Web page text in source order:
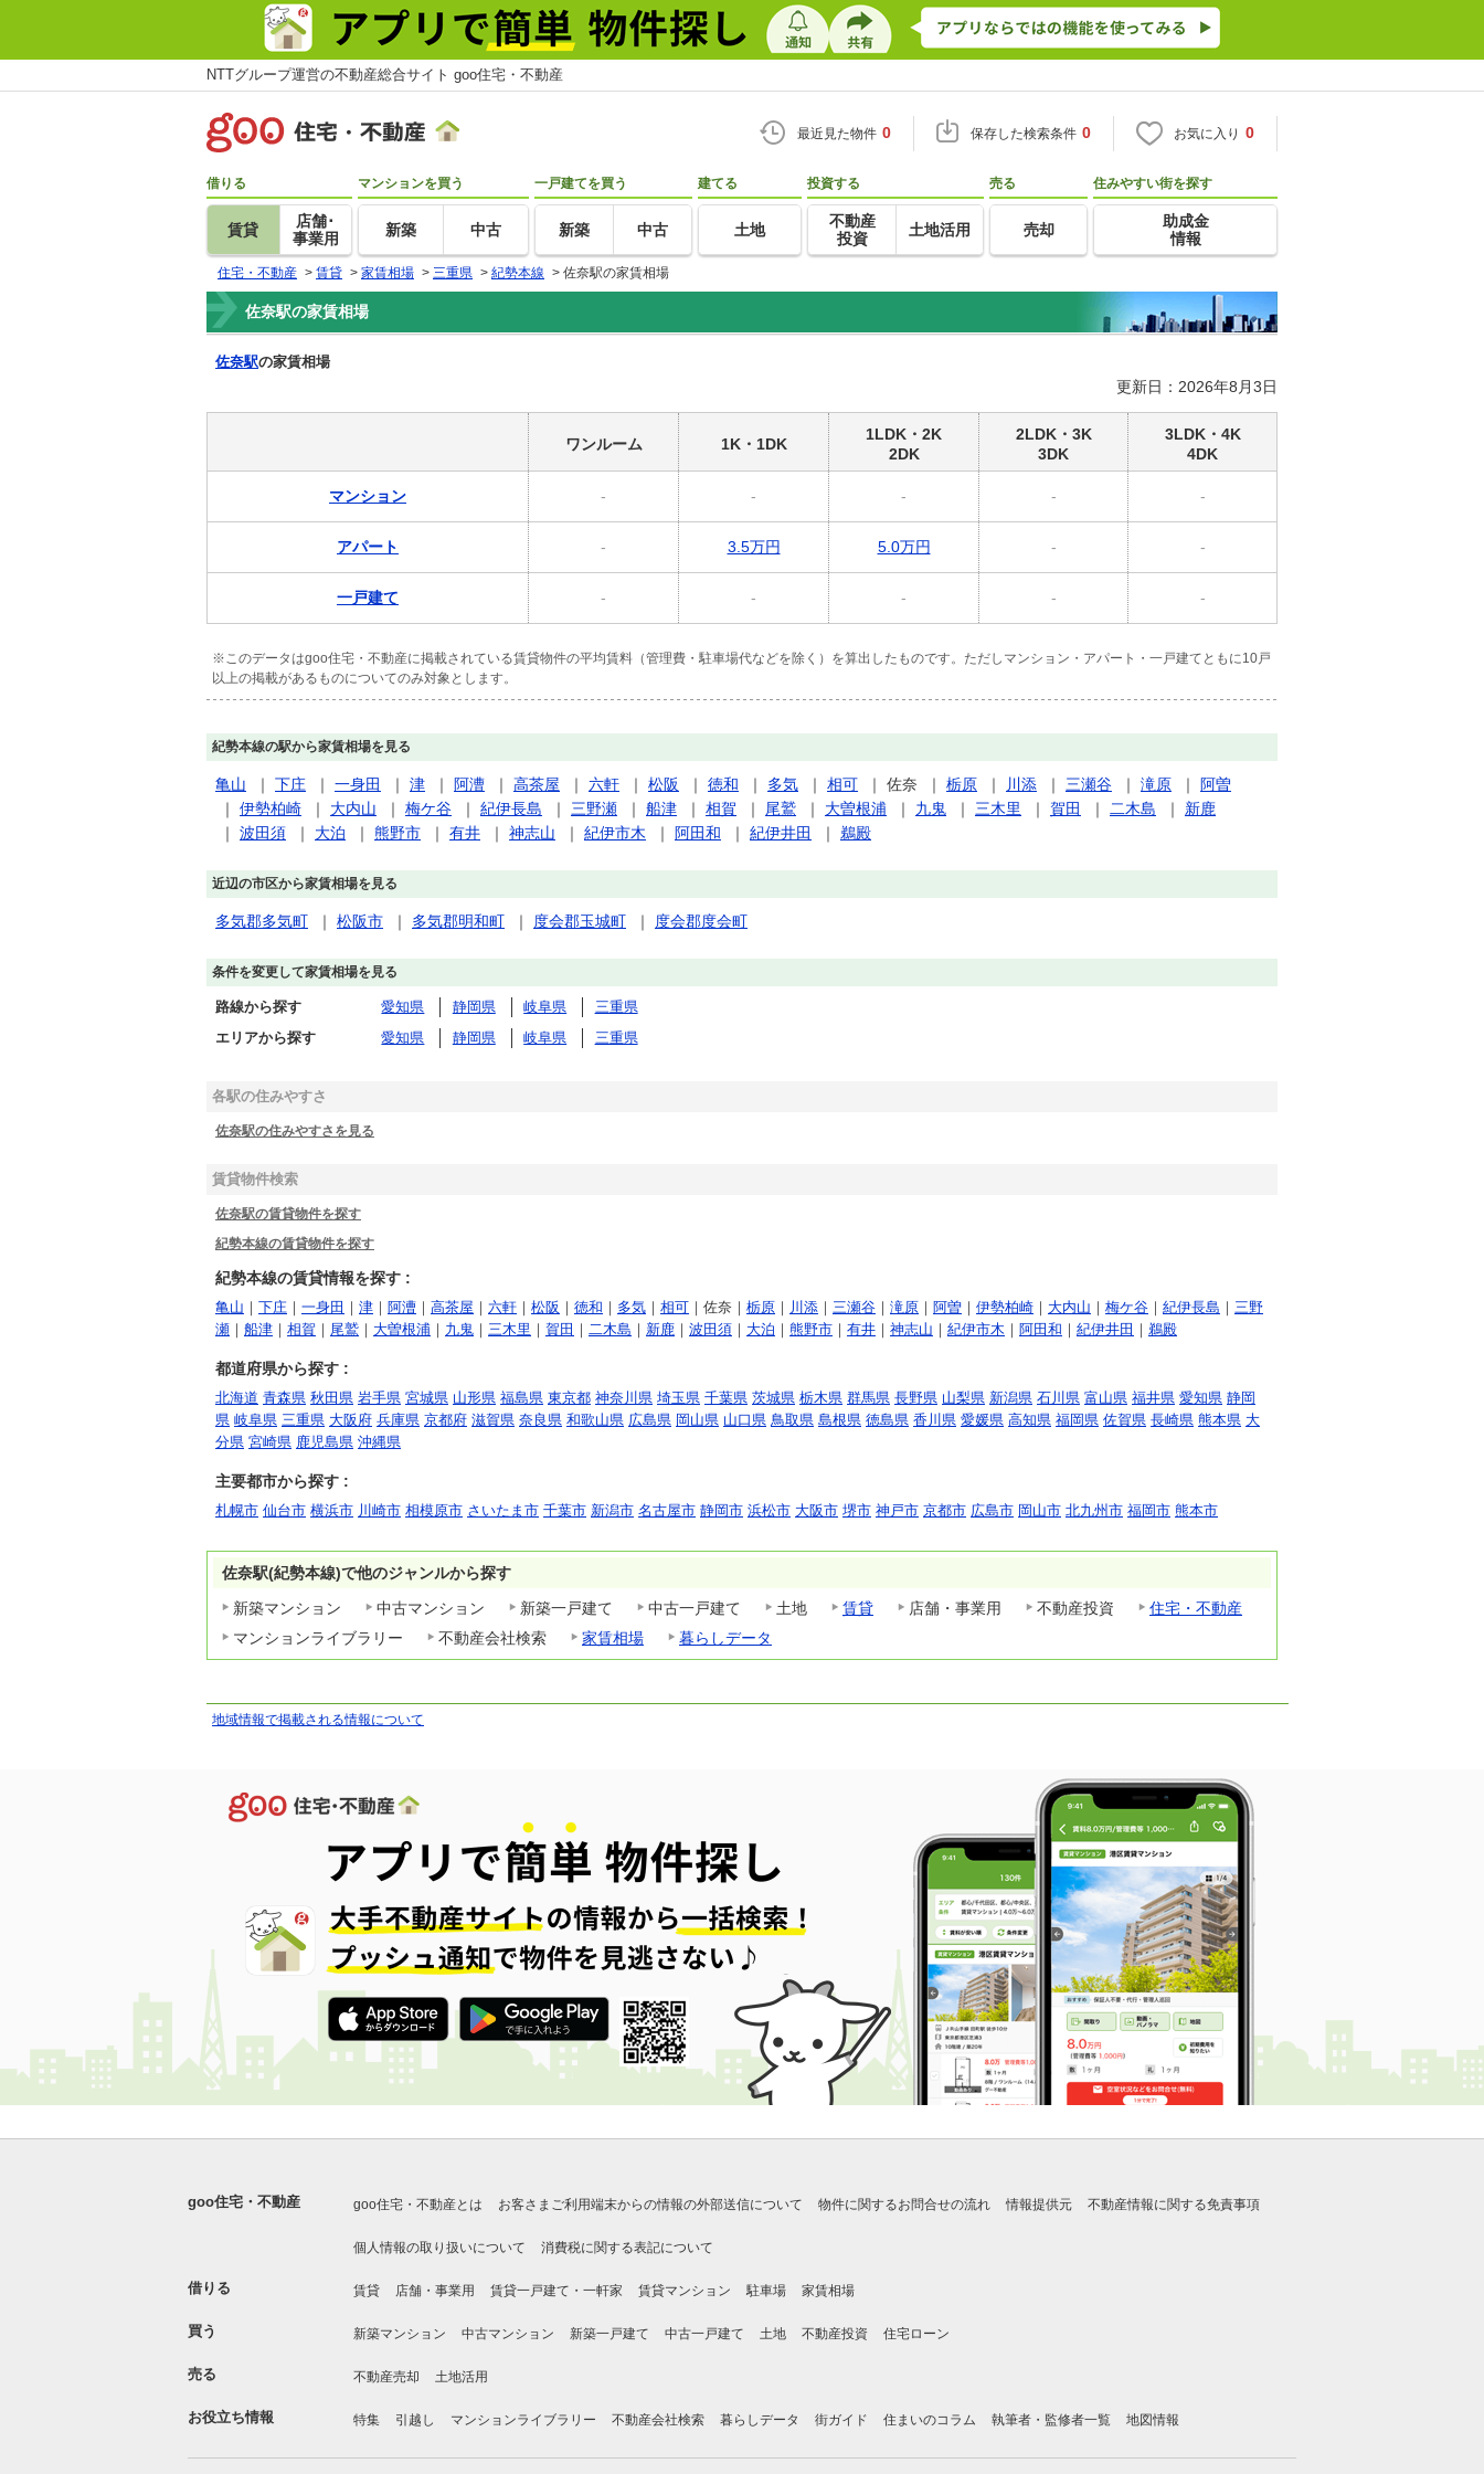
NTTグループ運営の不動産総合サイト goo住宅・不動産
最近見た物件 0 保存した検索条件 0 お気に入り 0
借りる
賃貸
店舗･
事業用
マンションを買う
新築 中古
一戸建てを買う
新築 中古
建てる
土地
投資する
不動産
投資
土地活用
売る
売却
住みやすい街を探す
助成金
情報
住宅・不動産 > 賃貸 > 家賃相場 > 三重県 > 紀勢本線 > 佐奈駅の家賃相場
佐奈駅の家賃相場
佐奈駅の家賃相場
更新日：2026年8月3日
ワンルーム 1K・1DK
1LDK・2K
2DK
2LDK・3K
3DK
3LDK・4K
4DK
マンション - - - - -
アパート - 3.5万円 5.0万円 - -
一戸建て - - - - -
※このデータはgoo住宅・不動産に掲載されている賃貸物件の平均賃料（管理費・駐車場代などを除く）を算出したものです。ただしマンション・アパート・一戸建てともに10戸
以上の掲載があるものについてのみ対象とします。
紀勢本線の駅から家賃相場を見る
亀山 ｜ 下庄 ｜ 一身田 ｜ 津 ｜ 阿漕 ｜ 高茶屋 ｜ 六軒 ｜ 松阪 ｜ 徳和 ｜ 多気 ｜ 相可 ｜ 佐奈 ｜ 栃原 ｜ 川添 ｜ 三瀬谷 ｜ 滝原 ｜
阿曽
｜ 伊勢柏崎 ｜ 大内山 ｜ 梅ケ谷 ｜ 紀伊長島 ｜ 三野瀬 ｜ 船津 ｜ 相賀 ｜ 尾鷲 ｜ 大曽根浦 ｜ 九鬼 ｜ 三木里 ｜ 賀田 ｜ 二木島 ｜ 新鹿
｜ 波田須 ｜ 大泊 ｜ 熊野市 ｜ 有井 ｜ 神志山 ｜ 紀伊市木 ｜ 阿田和 ｜ 紀伊井田 ｜ 鵜殿
近辺の市区から家賃相場を見る
多気郡多気町 ｜ 松阪市 ｜ 多気郡明和町 ｜ 度会郡玉城町 ｜ 度会郡度会町
条件を変更して家賃相場を見る
路線から探す 愛知県 静岡県 岐阜県
三重県
エリアから探す
愛知県 静岡県 岐阜県 三重県
各駅の住みやすさ
佐奈駅の住みやすさを見る
賃貸物件検索
佐奈駅の賃貸物件を探す
紀勢本線の賃貸物件を探す
紀勢本線の賃貸情報を探す :
亀山 ｜ 下庄 ｜ 一身田 ｜ 津 ｜ 阿漕 ｜ 高茶屋 ｜ 六軒 ｜ 松阪 ｜ 徳和 ｜ 多気 ｜ 相可 ｜佐奈｜ 栃原 ｜ 川添 ｜ 三瀬谷 ｜ 滝原 ｜ 阿曽 ｜ 伊勢柏崎 ｜ 大内山 ｜ 梅ケ谷 ｜ 紀伊長島 ｜ 三野
瀬 ｜ 船津 ｜ 相賀 ｜ 尾鷲 ｜ 大曽根浦 ｜ 九鬼 ｜ 三木里 ｜ 賀田 ｜ 二木島 ｜ 新鹿 ｜ 波田須 ｜ 大泊 ｜ 熊野市 ｜ 有井 ｜ 神志山 ｜ 紀伊市木 ｜ 阿田和 ｜ 紀伊井田 ｜ 鵜殿
都道府県から探す :
北海道 青森県 秋田県 岩手県 宮城県 山形県 福島県 東京都 神奈川県 埼玉県 千葉県 茨城県 栃木県 群馬県 長野県 山梨県 新潟県 石川県 富山県 福井県 愛知県 静岡
県 岐阜県 三重県 大阪府 兵庫県 京都府 滋賀県 奈良県 和歌山県 広島県 岡山県 山口県 鳥取県 島根県 徳島県 香川県 愛媛県 高知県 福岡県 佐賀県 長崎県 熊本県 大
分県 宮崎県 鹿児島県 沖縄県
主要都市から探す :
札幌市 仙台市 横浜市 川崎市 相模原市 さいたま市 千葉市 新潟市 名古屋市 静岡市 浜松市 大阪市 堺市 神戸市 京都市 広島市 岡山市 北九州市 福岡市 熊本市
佐奈駅(紀勢本線)で他のジャンルから探す
新築マンション
中古マンション 新築一戸建て 中古一戸建て 土地 賃貸 店舗・事業用 不動産投資
住宅・不動産
マンションライブラリー
不動産会社検索 家賃相場 暮らしデータ
地域情報で掲載される情報について
goo住宅・不動産 goo住宅・不動産とは お客さまご利用端末からの情報の外部送信について 物件に関するお問合せの流れ 情報提供元 不動産情報に関する免責事項
個人情報の取り扱いについて 消費税に関する表記について
借りる 賃貸 店舗・事業用 賃貸一戸建て・一軒家 賃貸マンション 駐車場 家賃相場
買う 新築マンション 中古マンション 新築一戸建て 中古一戸建て 土地 不動産投資 住宅ローン
売る 不動産売却 土地活用
お役立ち情報 特集 引越し マンションライブラリー 不動産会社検索 暮らしデータ 街ガイド 住まいのコラム 執筆者・監修者一覧 地図情報